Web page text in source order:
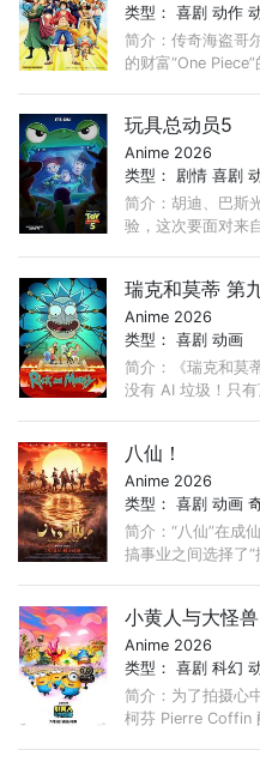
类型：喜剧 动作
简介：传奇海盗哥
的财富“One
玩具总动员5
Anime 2026
类型： 剧情 喜剧
简介：胡迪、巴斯
验，这次要面对来
瑞克和莫蒂 第
Anime 2026
类型：喜剧 动画
简介：《瑞克和莫
没有 AI 垃圾！只
八仙！
Anime 2026
类型：喜剧 动画
简介：“八仙”在成
搞事业之间选择了
小黄人与大怪兽
Anime 2026
类型：喜剧 科幻
简介：为了拍摄心
柯芬 Pierre Coffin